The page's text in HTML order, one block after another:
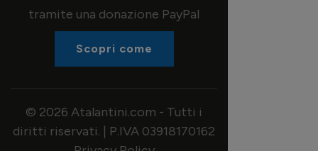
tramite una donazione PayPal
Scopri come
© 2026 Atalantini.com - Tutti i
diritti riservati. | P.IVA 03918170162